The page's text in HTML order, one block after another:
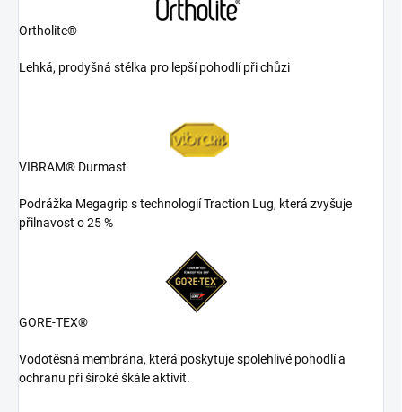
Ortholite®
Lehká, prodyšná stélka pro lepší pohodlí při chůzi
VIBRAM® Durmast
Podrážka Megagrip s technologií Traction Lug, která zvyšuje
přilnavost o 25 %
GORE-TEX®
Vodotěsná membrána, která poskytuje spolehlivé pohodlí a
ochranu při široké škále aktivit.